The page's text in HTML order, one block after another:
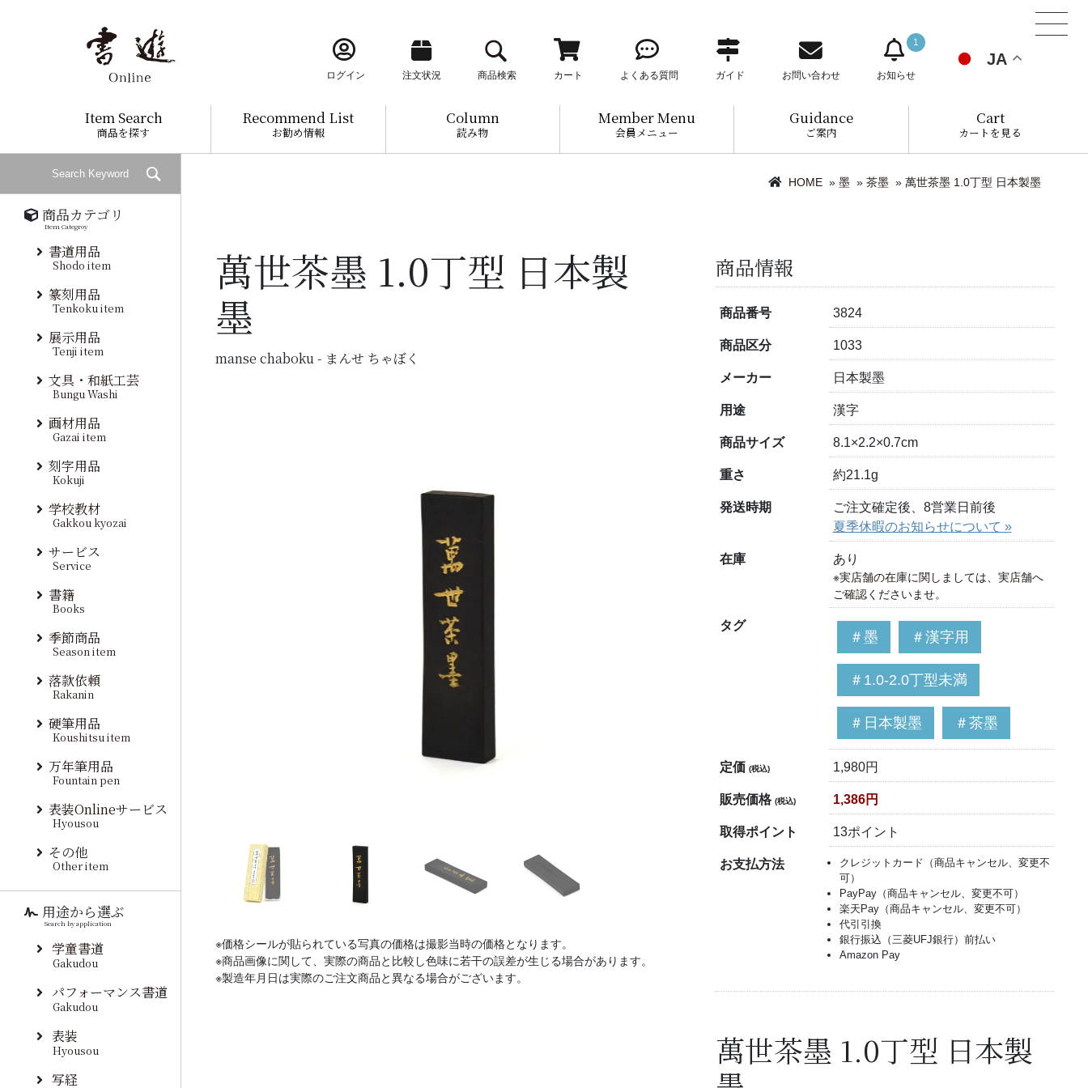
ログイン 注文状況 商品検索 カート よくある質問 ガイド お問い合わせ
1
お知らせ
JA
Item Search
商品を探す
Recommend List
お勧め情報
Column
読み物
Member Menu
会員メニュー
Guidance
ご案内
Cart
カートを見る
HOME » 墨 » 茶墨 » 萬世茶墨 1.0丁型 日本製墨
萬世茶墨 1.0丁型 日本製
墨
manse chaboku - まんせ ちゃぼく
※価格シールが貼られている写真の価格は撮影当時の価格となります。
※商品画像に関して、実際の商品と比較し色味に若干の誤差が生じる場合があります。
※製造年月日は実際のご注文商品と異なる場合がございます。
商品情報
商品番号 3824
商品区分 1033
メーカー 日本製墨
用途 漢字
商品サイズ 8.1×2.2×0.7cm
重さ 約21.1g
発送時期
ご注文確定後、8営業日前後
夏季休暇のお知らせについて »
在庫 あり
※実店舗の在庫に関しましては、実店舗へ
ご確認くださいませ。
タグ
＃墨 ＃漢字用
＃1.0-2.0丁型未満
＃日本製墨 ＃茶墨
定価(税込) 1,980円
販売価格(税込) 1,386円
取得ポイント 13ポイント
お支払方法
クレジットカード（商品キャンセル、変更不
可）
PayPay（商品キャンセル、変更不可）
楽天Pay（商品キャンセル、変更不可）
代引引換
銀行振込（三菱UFJ銀行）前払い
Amazon Pay
萬世茶墨 1.0丁型 日本製
商品カテゴリ
Item Categroy
書道用品
Shodo item
篆刻用品
Tenkoku item
展示用品
Tenji item
文具・和紙工芸
Bungu Washi
画材用品
Gazai item
刻字用品
Kokuji
学校教材
Gakkou kyozai
サービス
Service
書籍
Books
季節商品
Season item
落款依頼
Rakanin
硬筆用品
Koushitsu item
万年筆用品
Fountain pen
表装Onlineサービス
Hyousou
その他
Other item
用途から選ぶ
Search by application
学童書道
Gakudou
パフォーマンス書道
Gakudou
表装
Hyousou
写経